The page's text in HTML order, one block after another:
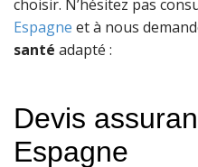
choisir. N’hésitez pas
Espagne et à nous
santé adapté :